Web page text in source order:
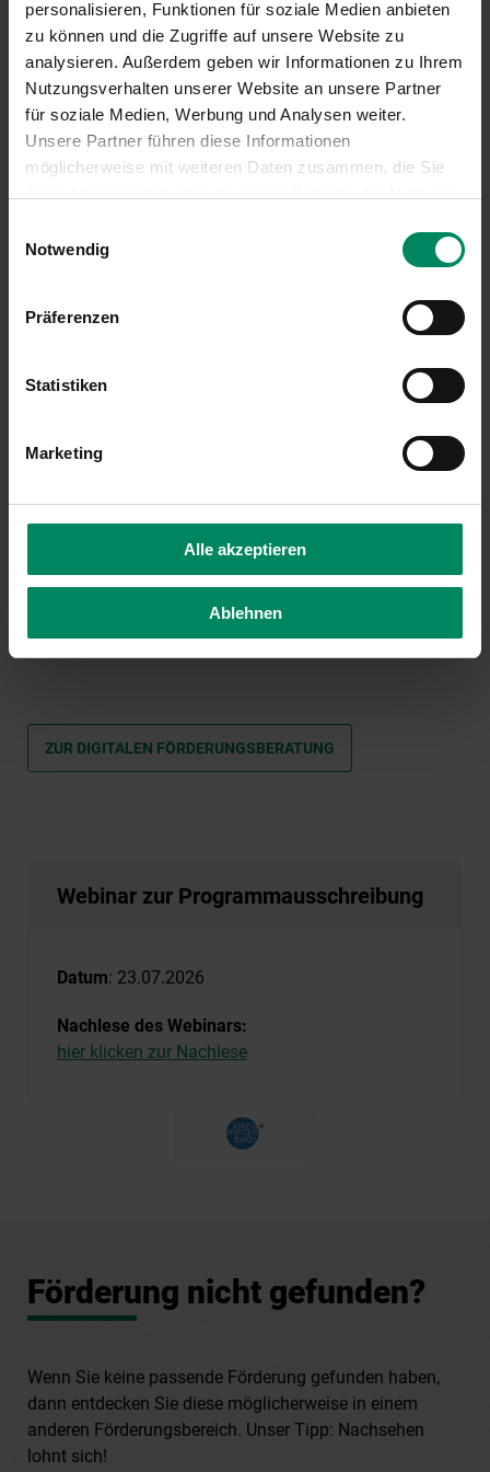
personalisieren, Funktionen für soziale Medien anbieten
zu können und die Zugriffe auf unsere Website zu
analysieren. Außerdem geben wir Informationen zu Ihrem
Nutzungsverhalten unserer Website an unsere Partner
für soziale Medien, Werbung und Analysen weiter.
Unsere Partner führen diese Informationen
möglicherweise mit weiteren Daten zusammen, die Sie
Notwendig
Präferenzen
Statistiken
Marketing
Alle akzeptieren
Ablehnen
Ähnliche Förderungen entdecken
Verteilnetz: Betriebe, Gemeinden und
Unterkategorie Anlagen- und
Fördercode #360
MERKZETTEL ANSEHEN
ZUR DIGITALEN FÖRDERUNGSBERATUNG
Webinar zur Programmausschreibung
Datum: 23.07.2026
Nachlese des Webinars:
hier klicken zur Nachlese
Förderung nicht gefunden?
Wenn Sie keine passende Förderung gefunden haben,
dann entdecken Sie diese möglicherweise in einem
anderen Förderungsbereich. Unser Tipp: Nachsehen
lohnt sich!